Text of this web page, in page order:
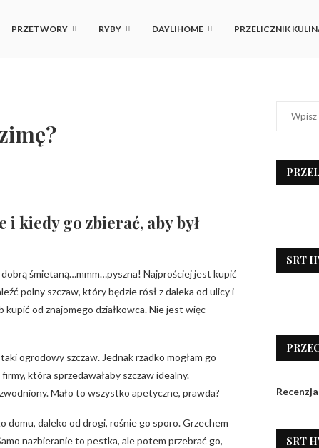
PRZETWORY RYBY DAYLIHOME PRZELICZNIK
i kiedy go zbierać, aby był
śmietaną…mmm…pyszna! Najprościej jest kupić
polny szczaw, który będzie rósł z daleka od ulicy i
od znajomego działkowca. Nie jest więc
ogrodowy szczaw. Jednak rzadko mogłam go
która sprzedawałaby szczaw idealny.
Mało to wszystko apetyczne, prawda?
domu, daleko od drogi, rośnie go sporo. Grzechem
nazbieranie to pestka, ale potem przebrać go,
SRT
SRT